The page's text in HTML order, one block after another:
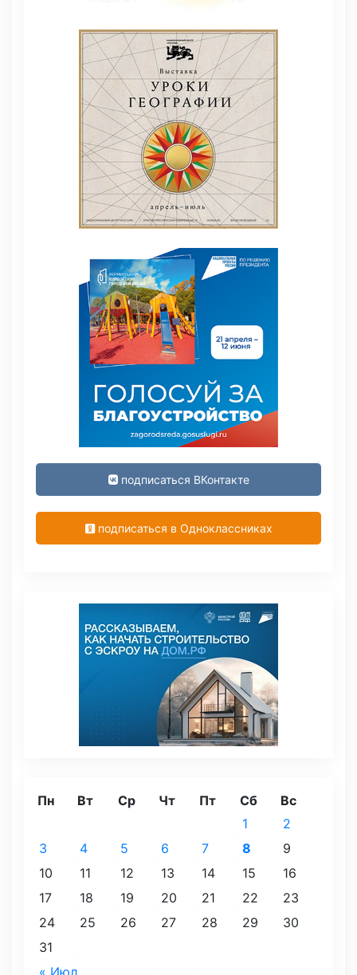
подписаться ВКонтакте
подписаться в Одноклассниках
Пн Вт Ср Чт Пт Сб Вс
1
2
3
4 5 6 7 8
9
10
11 12 13 14 15
16
17
18 19 20 21 22
23
24
25 26 27 28 29
30
31